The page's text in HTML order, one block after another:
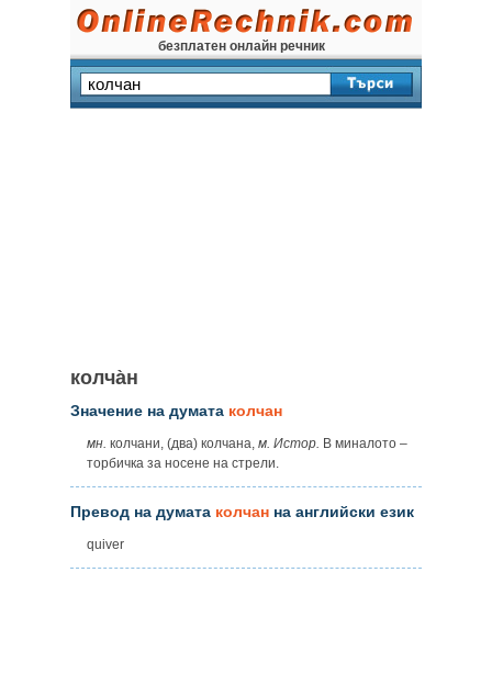
безплатен онлайн речник
колча̀н
Значение на думата колчан
мн. колчани, (два) колчана, м. Истор. В миналото –
торбичка за носене на стрели.
Превод на думата колчан на английски език
quiver